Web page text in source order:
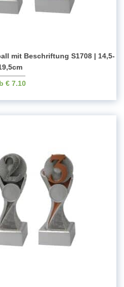
mit Beschriftung S1708 | 14,5-
€7.10